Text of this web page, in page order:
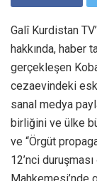
Galî Kurdistan
hakkında, haber
gerçekleşen
cezaevindeki
sanal medya
birliğini ve ülke
ve “Örgüt
12’nci